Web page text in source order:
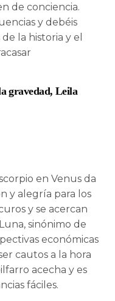
de conciencia.
y debéis
la historia y el
gravedad, Leila
en Venus da
y alegría para los
y se acercan
sinónimo de
económicas
cautos a la hora
acecha y es
fáciles.